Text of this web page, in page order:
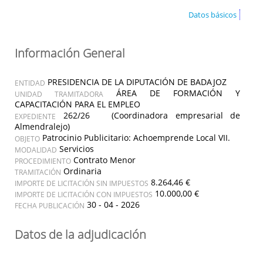
Datos básicos
Información General
ENTIDAD PRESIDENCIA DE LA DIPUTACIÓN DE BADAJOZ
UNIDAD TRAMITADORA
ÁREA DE FORMACIÓN Y
CAPACITACIÓN PARA EL EMPLEO
EXPEDIENTE
262/26 (Coordinadora empresarial de
Almendralejo)
OBJETO Patrocinio Publicitario: Achoemprende Local VII.
MODALIDAD Servicios
PROCEDIMIENTO Contrato Menor
TRAMITACIÓN Ordinaria
IMPORTE DE LICITACIÓN SIN IMPUESTOS 8.264,46 €
IMPORTE DE LICITACIÓN CON IMPUESTOS 10.000,00 €
FECHA PUBLICACIÓN 30 - 04 - 2026
Datos de la adjudicación